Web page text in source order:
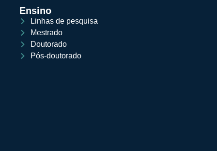
Ensino
Linhas de pesquisa
Mestrado
Doutorado
Pós-doutorado